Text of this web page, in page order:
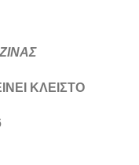
ΚΛΕΙΣΤΟ